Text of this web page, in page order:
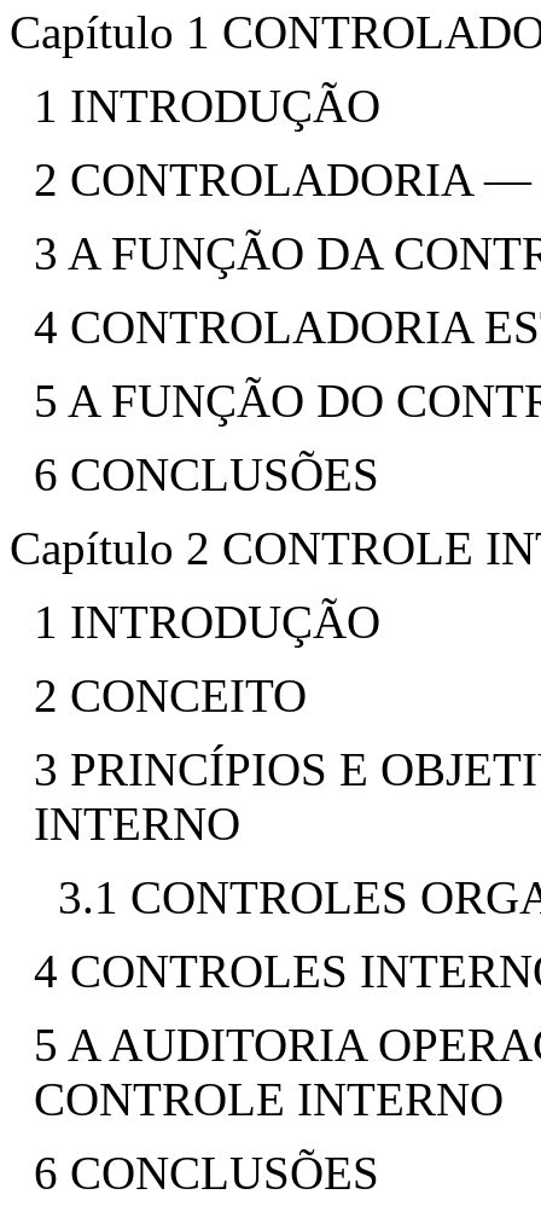
Capítulo 1
1 INTRODUÇÃO
2 CONTROLADORIA —
3 A FUNÇÃO DA
4 CONTROLADORIA
5 A FUNÇÃO DO
6 CONCLUSÕES
Capítulo 2 CONTROLE
1 INTRODUÇÃO
2 CONCEITO
3 PRINCÍPIOS E
INTERNO
3.1 CONTROLES
4 CONTROLES
5 A AUDITORIA
CONTROLE INTERNO
6 CONCLUSÕES